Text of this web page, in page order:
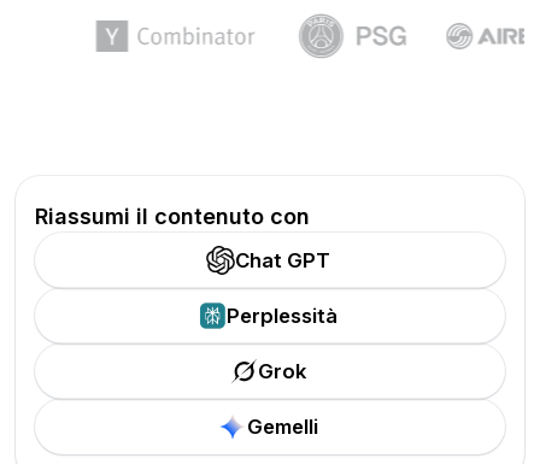
Riassumi il contenuto con
Chat GPT
Perplessità
Grok
Gemelli